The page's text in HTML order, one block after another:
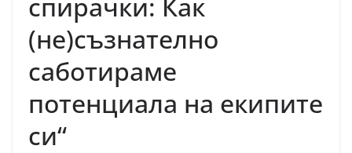
(не)съзнателно
саботираме
потенциала на екипите
си“